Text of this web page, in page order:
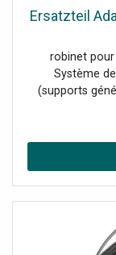
230 V, Tension
50 Hz,
35 mm,
Ersatzteil
robinet pour
Système
(supports
Dimensions: